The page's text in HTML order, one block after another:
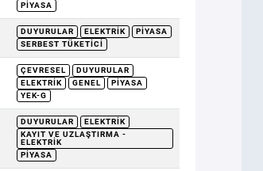
PIYASA
DUYURULAR ELEKTRIK
PIYASA
SERBEST TÜKETICI
ÇEVRESEL
DUYURULAR
ELEKTRIK
GENEL
PIYASA
YEK-G
DUYURULAR
ELEKTRIK
KAYIT VE UZLAŞTIRMA -
ELEKTRIK
PIYASA